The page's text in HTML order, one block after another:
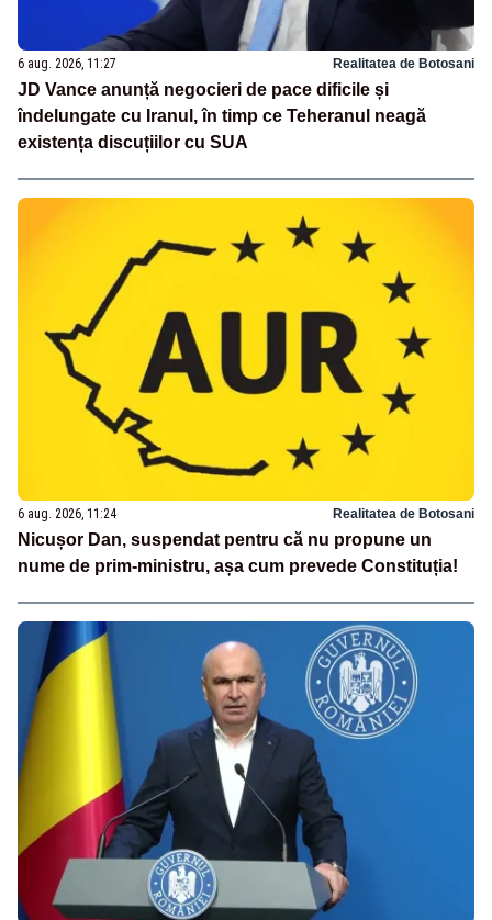
6 aug. 2026, 11:27 Realitatea de Botosani
JD Vance anunță negocieri de pace dificile și
îndelungate cu Iranul, în timp ce Teheranul neagă
existența discuțiilor cu SUA
6 aug. 2026, 11:24 Realitatea de Botosani
Nicușor Dan, suspendat pentru că nu propune un
nume de prim-ministru, așa cum prevede Constituția!